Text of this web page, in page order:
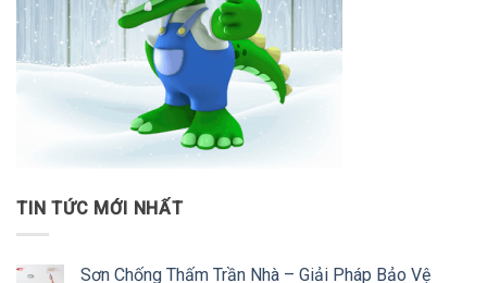
TIN TỨC MỚI NHẤT
Sơn Chống Thấm Trần Nhà – Giải Pháp Bảo Vệ